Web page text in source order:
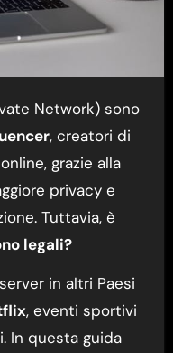
Network) sono
, creatori di
grazie alla
privacy e
Tuttavia, è
legali?
in altri Paesi
, eventi sportivi
In questa guida